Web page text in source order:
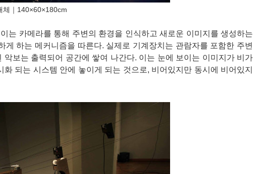
｜ 140×60×180cm
는 카메라를 통해 주변의 환경을 인식하고 새로운 이미지를 생성하는
하는 메커니즘을 따른다. 실제로 기계장치는 관람자를 포함한 주변
보는 출력되어 공간에 쌓여 나간다. 이는 눈에 보이는 이미지가 비가
되는 시스템 안에 놓이게 되는 것으로, 비어있지만 동시에 비어있지